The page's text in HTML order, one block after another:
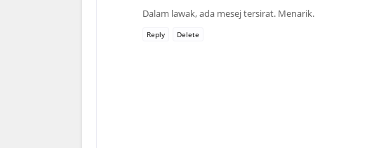
Dalam lawak, ada mesej tersirat. Menarik.
Reply Delete